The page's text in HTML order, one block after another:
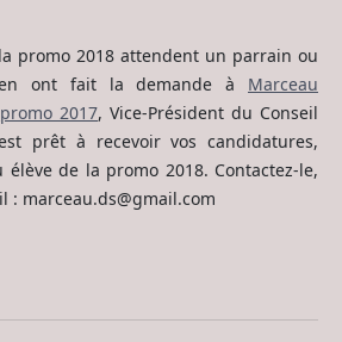
promo 2018 attendent un parrain ou
ont fait la demande à Marceau
2017, Vice-Président du Conseil
prêt à recevoir vos candidatures,
de la promo 2018. Contactez-le,
: marceau.ds@gmail.com